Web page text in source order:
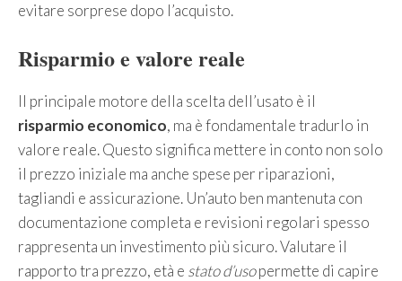
evitare sorprese dopo l’acquisto.
Risparmio e valore reale
Il principale motore della scelta dell’usato è il
risparmio economico, ma è fondamentale tradurlo in
valore reale. Questo significa mettere in conto non solo
il prezzo iniziale ma anche spese per riparazioni,
tagliandi e assicurazione. Un’auto ben mantenuta con
documentazione completa e revisioni regolari spesso
rappresenta un investimento più sicuro. Valutare il
rapporto tra prezzo, età e stato d’usopermette di capire